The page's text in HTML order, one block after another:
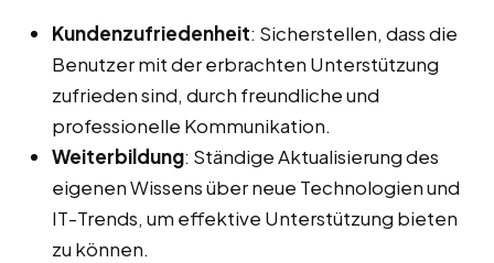
Kundenzufriedenheit: Sicherstellen, dass die
Benutzer mit der erbrachten Unterstützung
zufrieden sind, durch freundliche und
professionelle Kommunikation.
Weiterbildung: Ständige Aktualisierung des
eigenen Wissens über neue Technologien und
IT-Trends, um effektive Unterstützung bieten
zu können.